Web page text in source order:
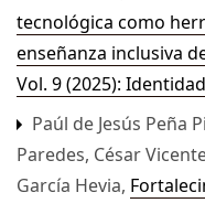
tecnológica como
enseñanza inclusiva
Vol. 9 (2025):
Paúl de Jesús Peña
Paredes, César
García Hevia,